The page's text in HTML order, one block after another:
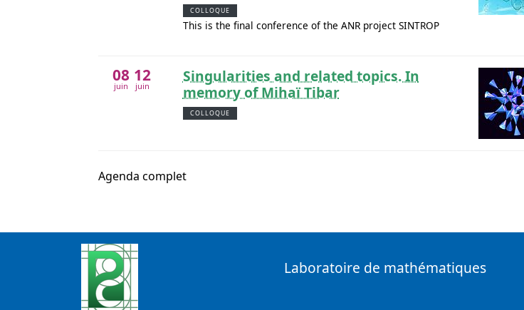
COLLOQUE
This is the final conference of the ANR project SINTROP
08
juin
12
juin
Singularities and related topics. In
memory of Mihaï Tibar
COLLOQUE
Agenda complet
Laboratoire de mathématiques